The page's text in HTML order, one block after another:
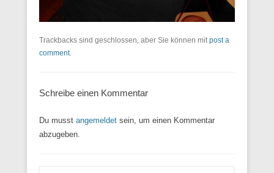
Trackbacks sind geschlossen, aber Sie können mit post a
comment.
Schreibe einen Kommentar
Du musst angemeldet sein, um einen Kommentar
abzugeben.